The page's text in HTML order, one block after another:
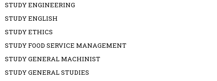
STUDY ENGINEERING
STUDY ENGLISH
STUDY ETHICS
STUDY FOOD SERVICE MANAGEMENT
STUDY GENERAL MACHINIST
STUDY GENERAL STUDIES